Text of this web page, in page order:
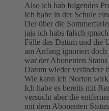
Also ich hab folgendes
Ich habe in der Schule
Der über die
jaja ich habs falsch
Fälle das Datum und die
am Anfang ignoriert doch
war der Abonenten
Datum wieder verändere
Wie kann ich Norton
Ich habe es bereits mit
versucht aber die
mit dem Abonenten